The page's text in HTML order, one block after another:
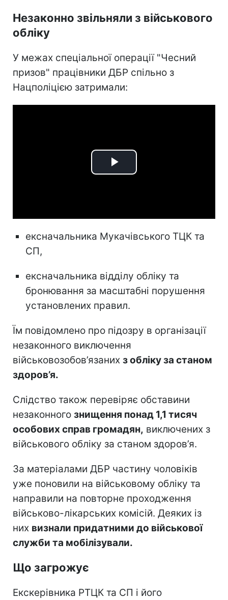
Незаконно звільняли з військового
обліку
У межах спеціальної операції "Чесний
призов" працівники ДБР спільно з
Нацполіцією затримали:
Play
ексначальника Мукачівського ТЦК та
СП,
ексначальника відділу обліку та
бронювання за масштабні порушення
установлених правил.
Їм повідомлено про підозру в організації
незаконного виключення
військовозобов’язаних з обліку за станом
здоров’я.
Слідство також перевіряє обставини
незаконного знищення понад 1,1 тисяч
особових справ громадян, виключених з
військового обліку за станом здоров’я.
За матеріалами ДБР частину чоловіків
уже поновили на військовому обліку та
направили на повторне проходження
військово-лікарських комісій. Деяких із
них визнали придатними до військової
служби та мобілізували.
Що загрожує
Екскерівника РТЦК та СП і його